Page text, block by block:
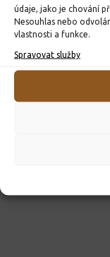
údaje, jako je chování
Nesouhlas nebo
vlastnosti a funkce.
Spravovat služby
10. 4. 2026